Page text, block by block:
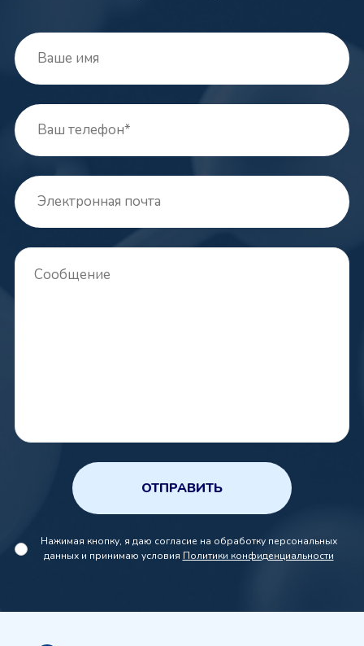
ОТПРАВИТЬ
Нажимая кнопку, я даю согласие на обработку персональных
данных и принимаю условия Политики конфиденциальности